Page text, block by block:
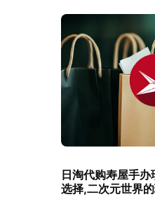
日淘代购寿屋手
选择,二次元世界